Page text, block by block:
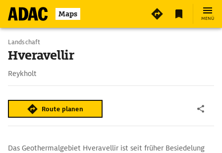
Maps MENÜ
Landschaft
Hveravellir
Reykholt
Route planen
Das Geothermalgebiet Hveravellir ist seit früher Besiedelung